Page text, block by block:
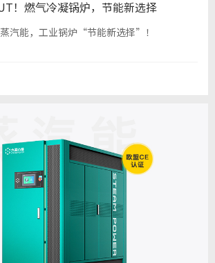
！燃气冷凝锅炉，节能新选择
汽能，工业锅炉“节能新选择”！